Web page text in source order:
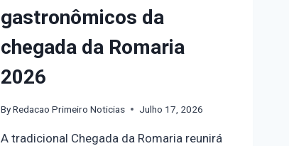
gastronômicos da
chegada da Romaria
2026
By Redacao Primeiro Noticias Julho 17, 2026
A tradicional Chegada da Romaria reunirá